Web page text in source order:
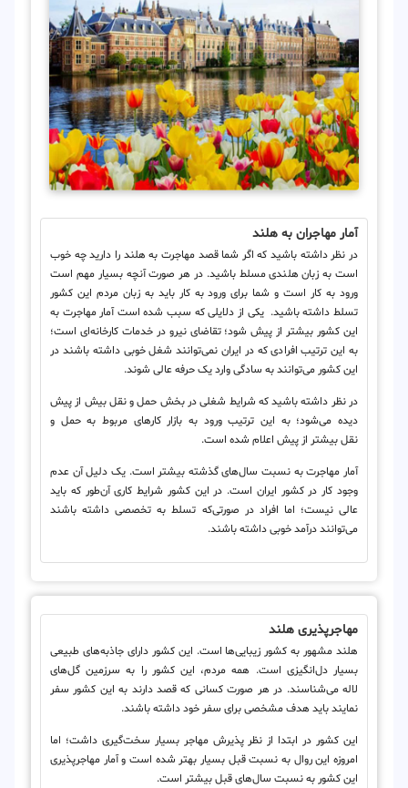
آمار مهاجران به هلند
در نظر داشته باشید که اگر شما قصد مهاجرت به هلند را دارید چه خوب
است به زبان هلندی مسلط باشید. در هر صورت آنچه بسیار مهم است
ورود به کار است و شما برای ورود به کار باید به زبان مردم این کشور
تسلط داشته باشید. یکی از دلایلی که سبب شده است آمار مهاجرت به
این کشور بیشتر از پیش شود؛ تقاضای نیرو در خدمات کارخانه‌ای است؛
به این ترتیب افرادی که در ایران نمی‌توانند شغل خوبی داشته باشند در
این کشور می‌توانند به سادگی وارد یک حرفه عالی شوند.
در نظر داشته باشید که شرایط شغلی در بخش حمل و نقل بیش از پیش
دیده می‌شود؛ به این ترتیب ورود به بازار کارهای مربوط به حمل و
نقلبیشتر از پیش اعلام شده است.
آمار مهاجرت به نسبت سال‌های گذشته بیشتر است. یک دلیل آن عدم
وجود کار در کشور ایران است. در این کشور شرایط کاری آن‌طور که باید
عالی نیست؛ اما افراد در صورتی‌که تسلط به تخصصی داشته باشند
می‌توانند درآمد خوبی داشته باشند.
مهاجرپذیری هلند
هلند مشهور به کشور زیبایی‌ها است. این کشور دارای جاذبه‌های طبیعی
بسیار دل‌انگیزی است. همه مردم، این کشور را به سرزمین گل‌های
لاله می‌شناسند. در هر صورت کسانی که قصد دارند به این کشور سفر
نمایند باید هدف مشخصی برای سفر خود داشته باشند.
این کشور در ابتدا از نظر پذیرش مهاجر بسیار سخت‌گیری داشت؛ اما
امروزه این روال به نسبت قبل بسیار بهتر شده است و آمار مهاجرپذیری
این کشور به نسبت سال‌های قبل بیشتر است.